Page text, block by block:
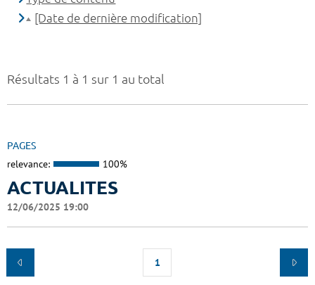
Résultats 1 à 1 sur 1 au total
PAGES
relevance: 100%
ACTUALITES
12/06/2025 19:00
1
[Date de dernière modification]